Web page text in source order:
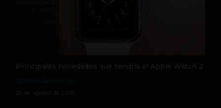
Principales novedades que tendría el Apple Watch 2
29 de agosto de 2016